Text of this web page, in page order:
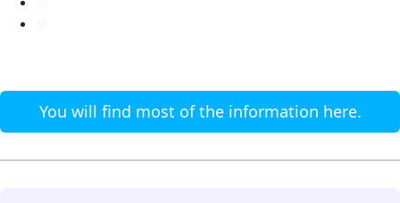
You will find most of the information here.